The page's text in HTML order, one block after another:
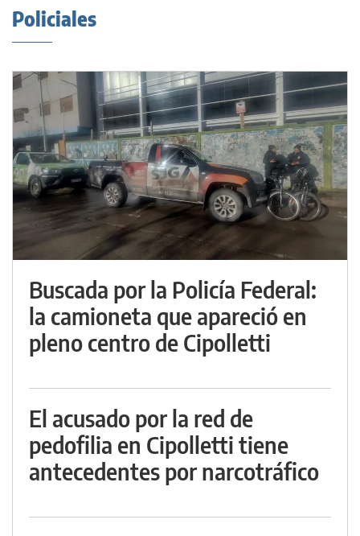
Policiales
Buscada por la Policía Federal:
la camioneta que apareció en
pleno centro de Cipolletti
El acusado por la red de
pedofilia en Cipolletti tiene
antecedentes por narcotráfico